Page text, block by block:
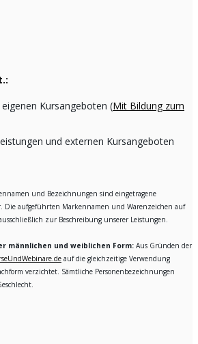
Kursangeboten (Mit Bildung zum
und externen Kursangeboten
und Bezeichnungen sind eingetragene
Die aufgeführten Markennamen und Warenzeichen auf
zur Beschreibung unserer Leistungen.
männlichen und weiblichen Form: Aus Gründen der
auf die gleichzeitige Verwendung
verzichtet. Sämtliche Personenbezeichnungen